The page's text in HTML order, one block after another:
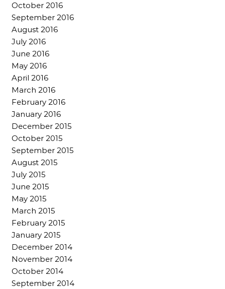
October 2016
September 2016
August 2016
July 2016
June 2016
May 2016
April 2016
March 2016
February 2016
January 2016
December 2015
October 2015
September 2015
August 2015
July 2015
June 2015
May 2015
March 2015
February 2015
January 2015
December 2014
November 2014
October 2014
September 2014